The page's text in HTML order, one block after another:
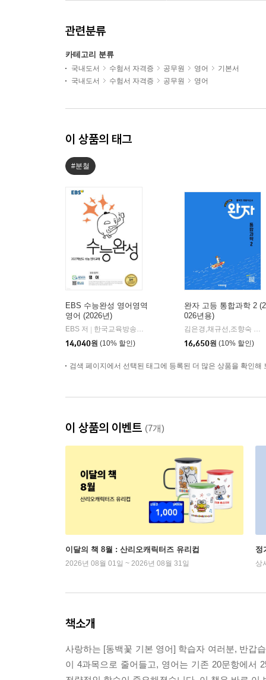
관련분류
카테고리 분류
국내도서 수험서 자격증 공무원 영어
기본서
국내도서
수험서 자격증 공무원 영어
이 상품의 태그
#분철
EBS 수능완성 영어영역
영어 (2026년)
EBS 저
한국교육방송공사
14,040원 (10% 할인)
완자 고등 통합과학 2 (2
026년용)
김은경,채규선,조향숙 등저
16,650원 (10% 할인)
검색 페이지에서 선택된 태그에 등록된 더 많은 상품을 확인해
이 상품의 이벤트 (7개)
이달의 책 8월 : 산리오캐릭터즈 유리컵
2026년 08월 01일 ~ 2026년 08월 31일
정
상
책소개
사랑하는 [동백꽃 기본 영어] 학습자 여러분, 반갑
이 4과목으로 줄어들고, 영어는 기존 20문항에서